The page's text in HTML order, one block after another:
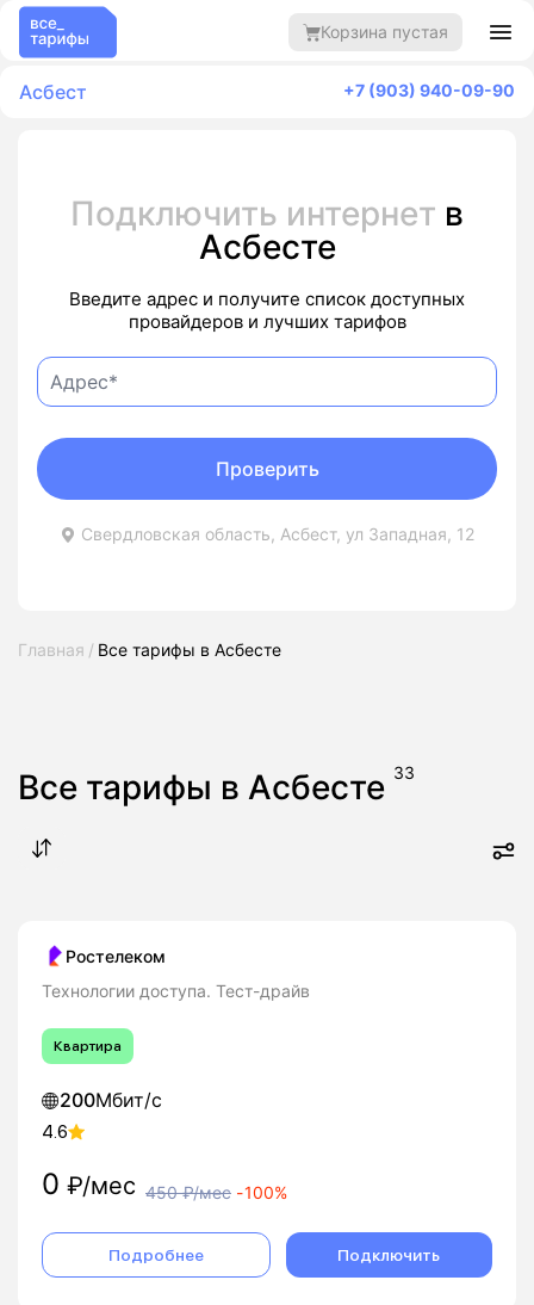
Корзина пустая
Асбест +7 (903) 940-09-90
Подключить интернет в
Асбесте
Введите адрес и получите список доступных
провайдеров и лучших тарифов
Свердловская область, Асбест, ул Западная, 12
Проверить
Главная Все тарифы в Асбесте
Все тарифы в Асбесте 33
Ростелеком
Технологии доступа. Тест-драйв
Квартира
200Мбит/с
4.6
0 ₽/мес 450₽/мес -100%
Подробнее Подключить